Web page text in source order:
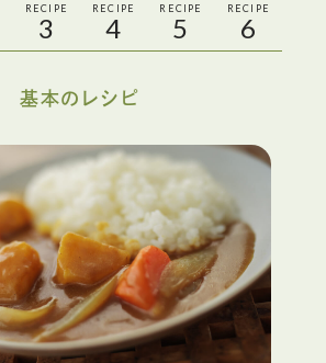
RECIPE
3
RECIPE
4
RECIPE
5
RECIPE
6
基本のレシピ